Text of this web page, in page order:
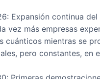
Expansión continua del
vez más empresas
cuánticos mientras se
pero constantes, en